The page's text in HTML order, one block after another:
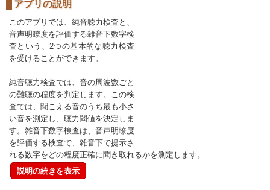
アプリの説明
このアプリでは、純音聴力検査と、
音声明瞭度を評価する雑音下数字検
査という、2つの基本的な聴力検査
を受けることができます。
純音聴力検査では、音の周波数ごと
の難聴の程度を判定します。この検
査では、聞こえる音のうち最も小さ
い音を測定し、聴力閾値を決定しま
す。雑音下数字検査は、音声明瞭度
を評価する検査で、雑音下で提示さ
れる数字をどの程度正確に聞き取れるかを測定します。
説明の続きを表示